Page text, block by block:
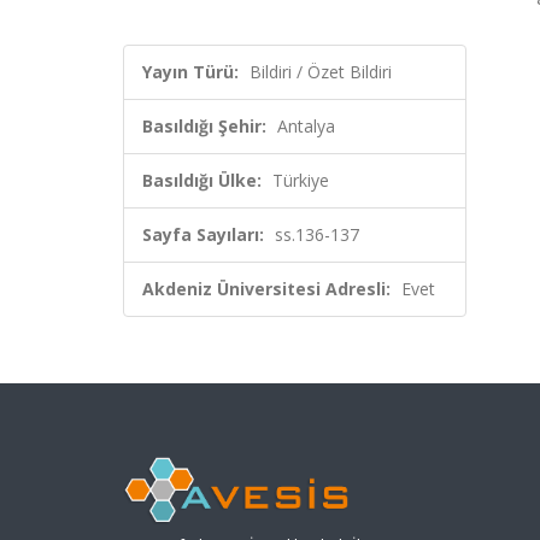
Yayın Türü: Bildiri / Özet Bildiri
Basıldığı Şehir: Antalya
Basıldığı Ülke: Türkiye
Sayfa Sayıları: ss.136-137
Akdeniz Üniversitesi Adresli: Evet